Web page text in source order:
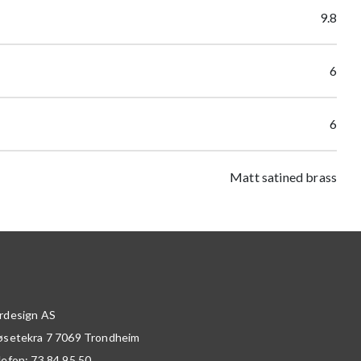
9.8
6
6
Matt satined brass
AS
7 7069 Trondheim